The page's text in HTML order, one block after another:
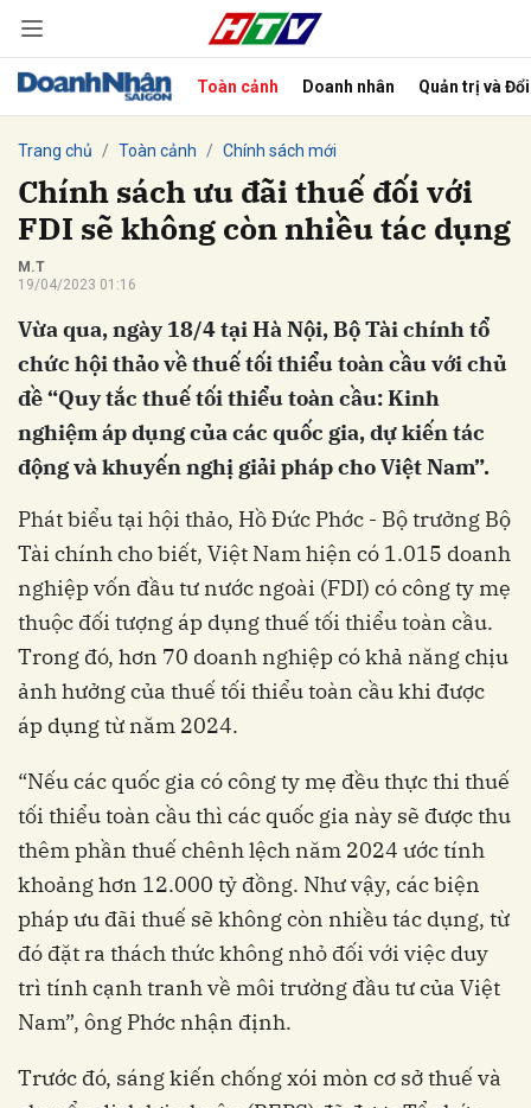
Toàn cảnh Doanh nhân Quản trị và
Trang chủ Toàn cảnh Chính sách mới
Chính sách ưu đãi thuế đối với
FDI sẽ không còn nhiều tác dụng
M.T
19/04/2023 01:16
Vừa qua, ngày 18/4 tại Hà Nội, Bộ Tài chính tổ
chức hội thảo về thuế tối thiểu toàn cầu với chủ
đề “Quy tắc thuế tối thiểu toàn cầu: Kinh
nghiệm áp dụng của các quốc gia, dự kiến tác
động và khuyến nghị giải pháp cho Việt Nam”.
Phát biểu tại hội thảo, Hồ Đức Phớc - Bộ trưởng Bộ
Tài chính cho biết, Việt Nam hiện có 1.015 doanh
nghiệp vốn đầu tư nước ngoài (FDI) có công ty mẹ
thuộc đối tượng áp dụng thuế tối thiểu toàn cầu.
Trong đó, hơn 70 doanh nghiệp có khả năng chịu
ảnh hưởng của thuế tối thiểu toàn cầu khi được
áp dụng từ năm 2024.
“Nếu các quốc gia có công ty mẹ đều thực thi thuế
tối thiểu toàn cầu thì các quốc gia này sẽ được thu
thêm phần thuế chênh lệch năm 2024 ước tính
khoảng hơn 12.000 tỷ đồng. Như vậy, các biện
pháp ưu đãi thuế sẽ không còn nhiều tác dụng, từ
đó đặt ra thách thức không nhỏ đối với việc duy
trì tính cạnh tranh về môi trường đầu tư của Việt
Nam”, ông Phớc nhận định.
Trước đó, sáng kiến chống xói mòn cơ sở thuế và
Hủy